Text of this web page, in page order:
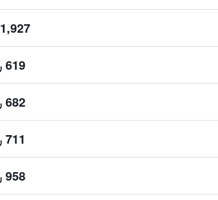
1,927 ﷼
619 ﷼
682 ﷼
711 ﷼
958 ﷼